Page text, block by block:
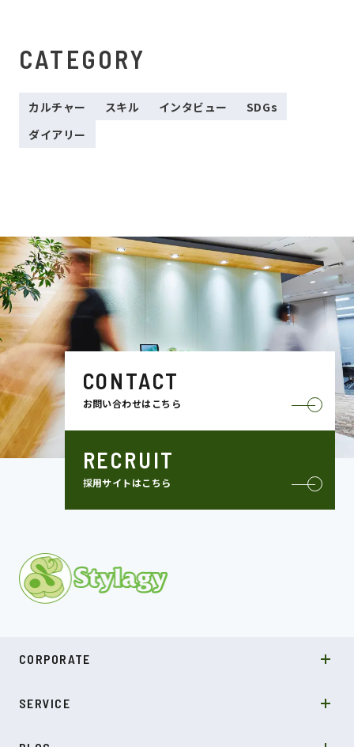
CATEGORY
カルチャー スキル インタビュー
SDGs
ダイアリー
CONTACT
お問い合わせはこちら
RECRUIT
採用サイトはこちら
CORPORATE
COMPANY
NEWS
SERVICE
受託開発